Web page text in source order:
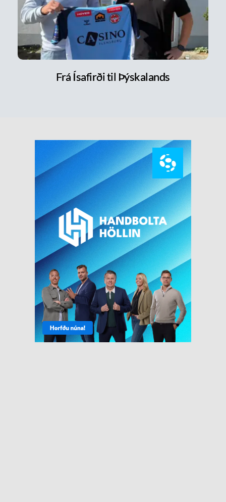
Frá Ísafirði til Þýskalands